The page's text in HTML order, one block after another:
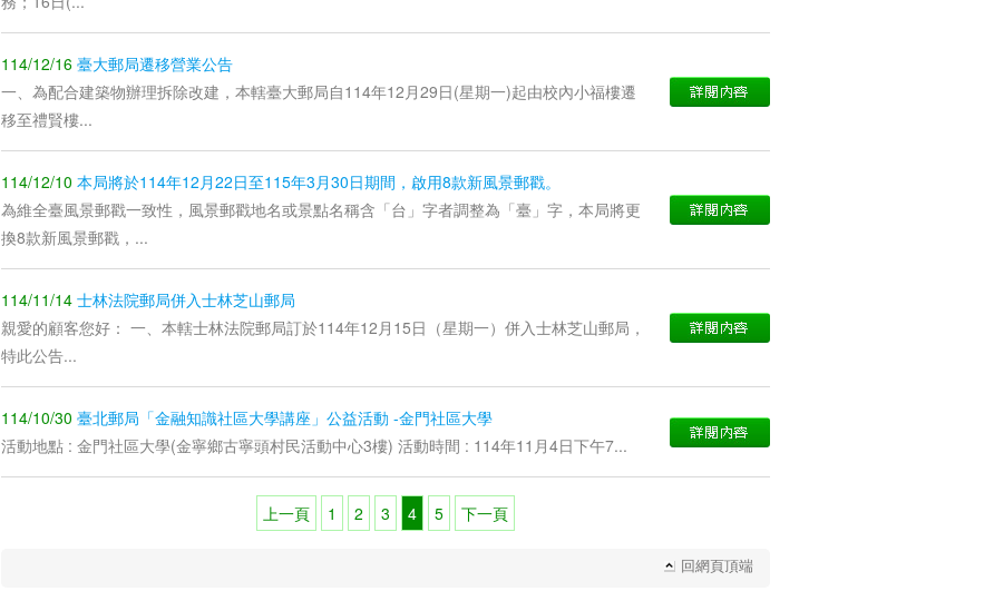
114/12/16 臺大郵局遷移營業公告
一、為配合建築物辦理拆除改建，本轄臺大郵局自114年12月29日(星期一)起由校內小福樓遷
移至禮賢樓...
114/12/10 本局將於114年12月22日至115年3月30日期間，啟用8款新風景郵戳。
為維全臺風景郵戳一致性，風景郵戳地名或景點名稱含「台」字者調整為「臺」字，本局將更
換8款新風景郵戳，...
114/11/14 士林法院郵局併入士林芝山郵局
親愛的顧客您好： 一、本轄士林法院郵局訂於114年12月15日（星期一）併入士林芝山郵局，
特此公告...
114/10/30 臺北郵局「金融知識社區大學講座」公益活動 -金門社區大學
活動地點 : 金門社區大學(金寧鄉古寧頭村民活動中心3樓) 活動時間 : 114年11月4日下午7...
上一頁 1 2 3 4 5 下一頁
回網頁頂端